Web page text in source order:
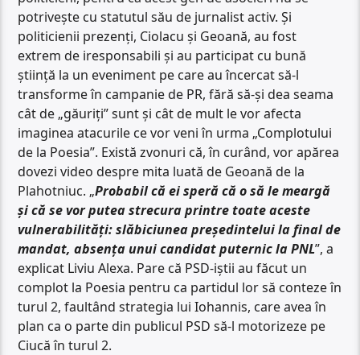
potrivește cu statutul său de jurnalist activ. Și
politicienii prezenți, Ciolacu și Geoană, au fost
extrem de iresponsabili și au participat cu bună
știință la un eveniment pe care au încercat să-l
transforme în campanie de PR, fără să-și dea seama
cât de „găuriți” sunt și cât de mult le vor afecta
imaginea atacurile ce vor veni în urma „Complotului
de la Poesia”. Există zvonuri că, în curând, vor apărea
dovezi video despre mita luată de Geoană de la
Plahotniuc. „Probabil că ei speră că o să le meargă
și că se vor putea strecura printre toate aceste
vulnerabilități: slăbiciunea președintelui la final de
mandat, absența unui candidat puternic la PNL”, a
explicat Liviu Alexa. Pare că PSD-iștii au făcut un
complot la Poesia pentru ca partidul lor să conteze în
turul 2, faultând strategia lui Iohannis, care avea în
plan ca o parte din publicul PSD să-l motorizeze pe
Ciucă în turul 2.